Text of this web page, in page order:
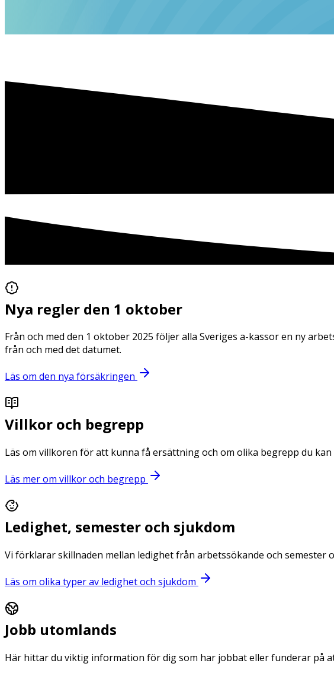
Nya regler den 1 oktober
Från och med den 1 oktober 2025 följer alla Sveriges a-kassor en ny
från och med det datumet.
Läs om den nya försäkringen
Villkor och begrepp
Läs om villkoren för att kunna få ersättning och om olika begrepp du
Läs mer om villkor och begrepp
Ledighet, semester och sjukdom
Vi förklarar skillnaden mellan ledighet från arbetssökande och semester
Läs om olika typer av ledighet och sjukdom
Jobb utomlands
Här hittar du viktig information för dig som har jobbat eller funderar på